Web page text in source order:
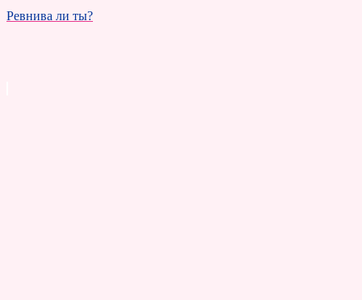
Ревнива ли ты?